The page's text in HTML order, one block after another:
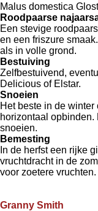
Malus domestica
Roodpaarse
Een stevige
en een friszure
als in volle grond.
Bestuiving
Zelfbestuivend,
Delicious of Elstar.
Snoeien
Het beste in de
horizontaal
snoeien.
Bemesting
In de herfst een rijke
vruchtdracht in de
voor zoetere vruchten.
Granny Smith